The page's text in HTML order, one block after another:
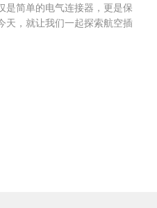
是简单的电气连接器，更是保
天，就让我们一起探索航空插